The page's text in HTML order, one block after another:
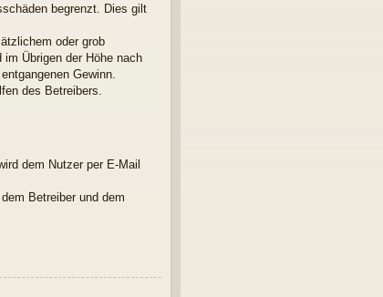
begrenzt. Dies gilt
oder grob
Übrigen der Höhe nach
Gewinn.
des Betreibers.
dem Nutzer per E-Mail
Betreiber und dem